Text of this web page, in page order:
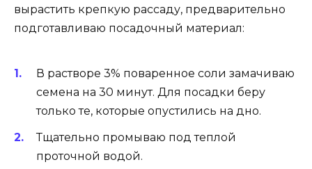
вырастить крепкую рассаду, предварительно
подготавливаю посадочный материал:
В растворе 3% поваренное соли замачиваю
семена на 30 минут. Для посадки беру
только те, которые опустились на дно.
Тщательно промываю под теплой
проточной водой.